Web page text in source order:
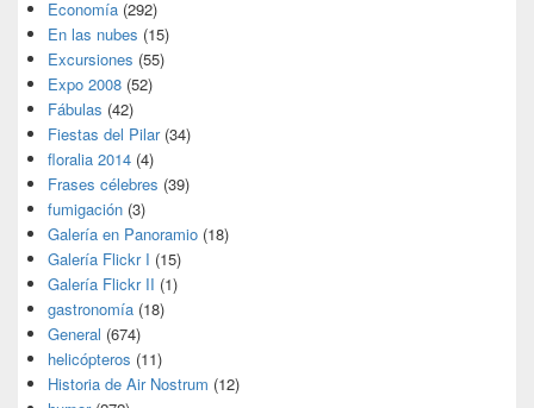
Economía (292)
En las nubes (15)
Excursiones (55)
Expo 2008 (52)
Fábulas (42)
Fiestas del Pilar(34)
floralia 2014 (4)
Frases célebres (39)
fumigación (3)
Galería en Panoramio (18)
Galería Flickr I (15)
Galería Flickr II (1)
gastronomía (18)
General (674)
helicópteros (11)
Historia de Air Nostrum (12)